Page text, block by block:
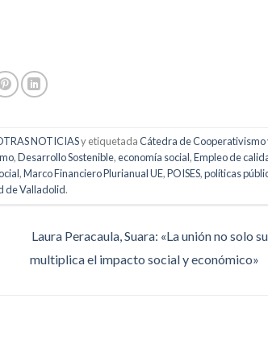
NOTICIASy etiquetadaCátedra de Cooperativismo
,Desarrollo Sostenible,economía social,Empleo de
,Marco Financiero Plurianual UE,POISES,políticas
de Valladolid.
Laura Peracaula, Suara: «La unión no solo
multiplica el impacto social y económico»